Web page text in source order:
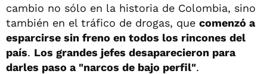
cambio no sólo en la historia de Colombia, sino
también en el tráfico de drogas, que comenzó a
esparcirse sin freno en todos los rincones del
país. Los grandes jefes desaparecieron para
darles paso a "narcos de bajo perfil".